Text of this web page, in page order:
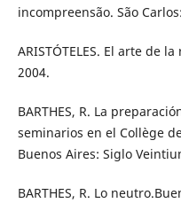
incompreensão. São
ARISTÓTELES. El arte de
2004.
BARTHES, R. La
seminarios en el Collège
Buenos Aires: Siglo
BARTHES, R. Lo